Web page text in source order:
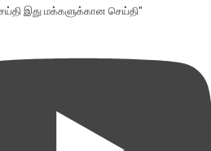
இது மக்களுக்கான செய்தி"